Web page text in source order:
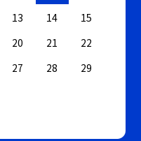
13 14
15
20 21
22
27 28
29